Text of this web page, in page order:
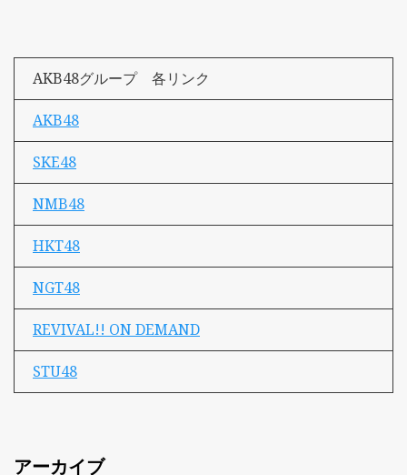
AKB48グループ 各リンク
AKB48
SKE48
NMB48
HKT48
NGT48
REVIVAL!! ON DEMAND
STU48
アーカイブ